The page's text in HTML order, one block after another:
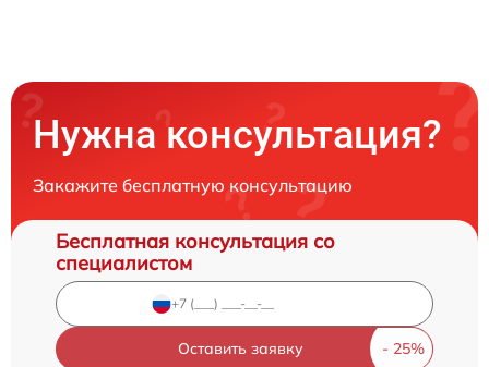
Нужна консультация?
Закажите бесплатную консультацию
Бесплатная консультация со
специалистом
Оставить заявку